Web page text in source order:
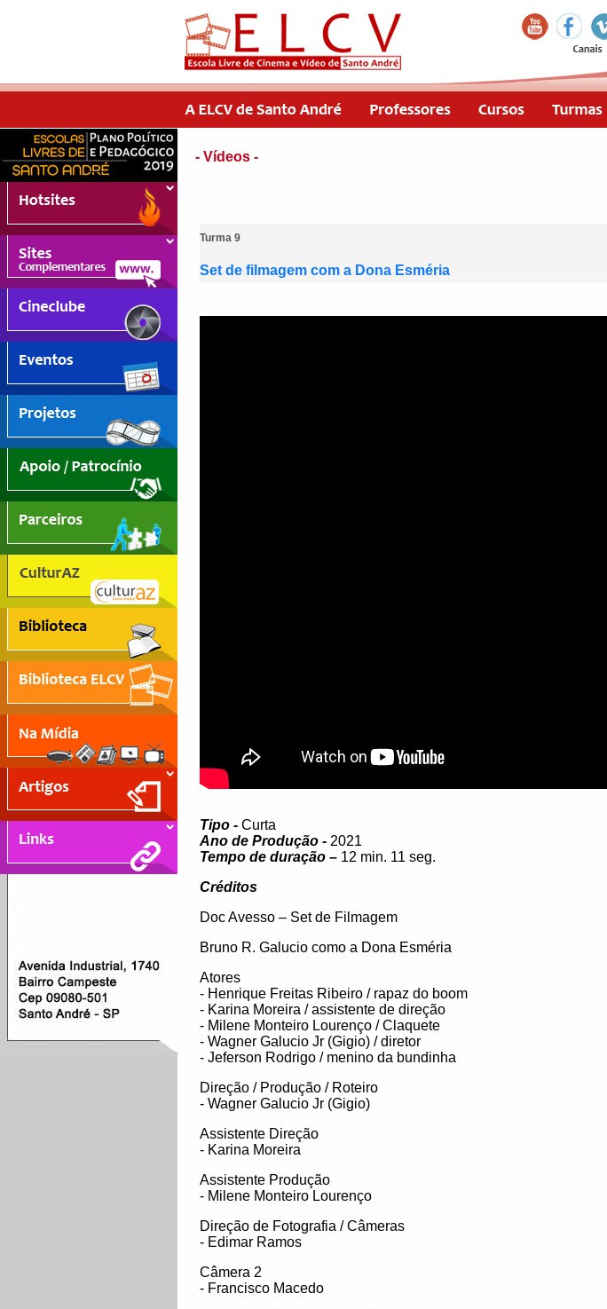
- Vídeos -
Turma 9
Set de filmagem com a Dona Esméria
Tipo - Curta
Ano de Produção - 2021
Tempo de duração – 12 min. 11 seg.
Créditos
Doc Avesso – Set de Filmagem
Bruno R. Galucio como a Dona Esméria
Atores
- Henrique Freitas Ribeiro / rapaz do boom
- Karina Moreira / assistente de direção
- Milene Monteiro Lourenço / Claquete
- Wagner Galucio Jr (Gigio) / diretor
- Jeferson Rodrigo / menino da bundinha
Direção / Produção / Roteiro
- Wagner Galucio Jr (Gigio)
Assistente Direção
- Karina Moreira
Assistente Produção
- Milene Monteiro Lourenço
Direção de Fotografia / Câmeras
- Edimar Ramos
Câmera 2
- Francisco Macedo